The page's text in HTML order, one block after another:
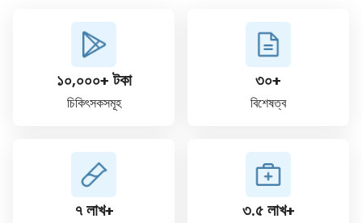
১০,০০০+ টকা
চিকিৎসকসমূহ
৩০+
বিশেষত্ব
৭ লাখ+ ৩.৫ লাখ+